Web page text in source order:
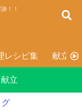
！！
レシピ集 献立表
立